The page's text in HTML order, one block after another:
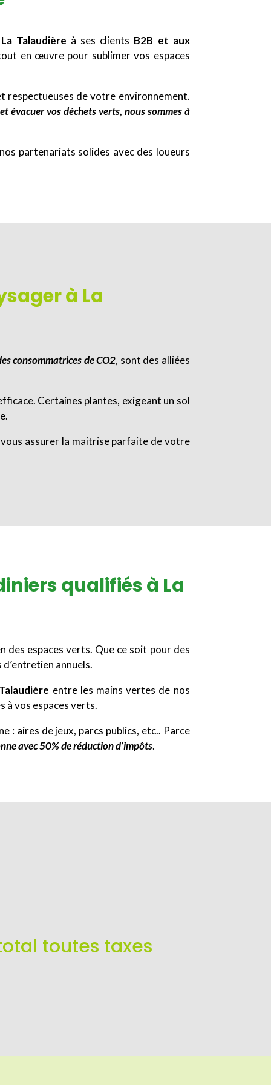
Talaudière à ses clients B2B et aux
en œuvre pour sublimer vos espaces
respectueuses de votre environnement.
évacuer vos déchets verts, nous sommes à
partenariats solides avec des loueurs
à La
consommatrices de CO2, sont des alliées
Certaines plantes, exigeant un sol
assurer la maitrise parfaite de votre
qualifiés à La
espaces verts. Que ce soit pour des
annuels.
entre les mains vertes de nos
à vos espaces verts.
: aires de jeux, parcs publics, etc.. Parce
avec 50% de réduction d’impôts.
toutes taxes